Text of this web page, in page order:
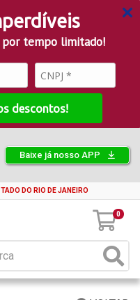
por tempo limitado!
descontos!
Baixe já nosso APP
DO RIO DE JANEIRO
0